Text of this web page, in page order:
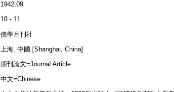
1942.09
10 - 11
佛學月刊社
上海, 中國 [Shanghai, China]
期刊論文=Journal Article
中文=Chinese